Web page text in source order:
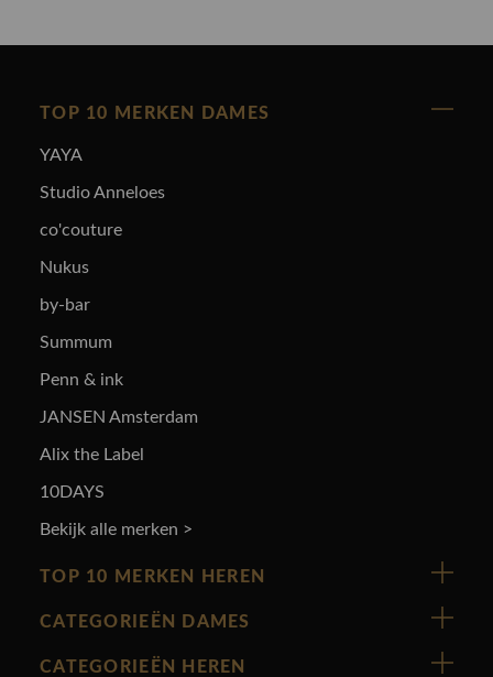
TOP 10 MERKEN DAMES
YAYA
Studio Anneloes
co'couture
Nukus
by-bar
Summum
Penn & ink
JANSEN Amsterdam
Alix the Label
10DAYS
Bekijk alle merken >
TOP 10 MERKEN HEREN
Vanguard
Cast Iron
CATEGORIEËN DAMES
Nieuw binnen
CATEGORIEËN HEREN